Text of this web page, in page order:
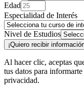
Edad
Especialidad de Interés
Nivel de Estudios
¡Quiero recibir
Al hacer clic, aceptas
tus datos para
privacidad.